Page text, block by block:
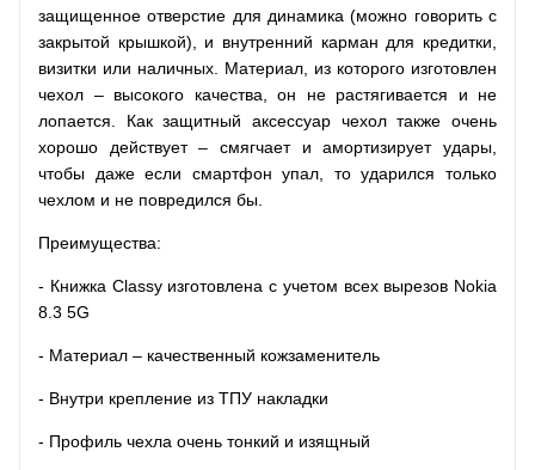
защищенное отверстие для динамика (можно говорить с
закрытой крышкой), и внутренний карман для кредитки,
визитки или наличных. Материал, из которого изготовлен
чехол – высокого качества, он не растягивается и не
лопается. Как защитный аксессуар чехол также очень
хорошо действует – смягчает и амортизирует удары,
чтобы даже если смартфон упал, то ударился только
чехлом и не повредился бы.
Преимущества:
- Книжка Classy изготовлена с учетом всех вырезов Nokia
8.3 5G
- Материал – качественный кожзаменитель
- Внутри крепление из ТПУ накладки
- Профиль чехла очень тонкий и изящный